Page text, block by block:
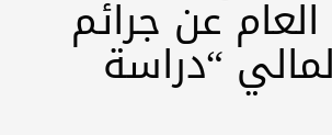
عن جرائم
“دراسة